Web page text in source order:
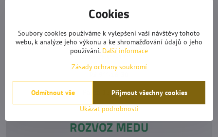
OTEVÍRACÍ DOBA
Pauza 12:30-13°°
ROZVOZ MEDU
Cookies
Soubory cookies používáme k vylepšení vaší návštěvy tohoto
webu, k analýze jeho výkonu a ke shromažďování údajů o jeho
používání. Další informace
Zásady ochrany soukromí
Ukázat podrobnosti
Přijmout všechny cookies
Odmítnout vše